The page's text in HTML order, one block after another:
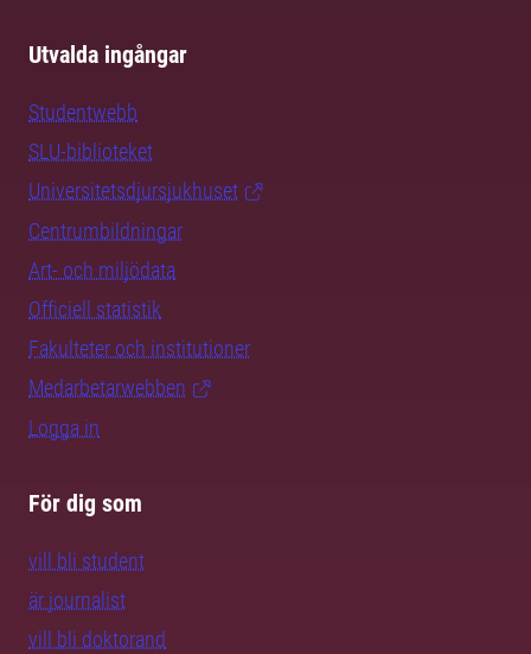
Utvalda ingångar
Studentwebb
SLU-biblioteket
Universitetsdjursjukhuset
Centrumbildningar
Art- och miljödata
Officiell statistik
Fakulteter och institutioner
Medarbetarwebben
Logga in
För dig som
vill bli student
är journalist
vill bli doktorand